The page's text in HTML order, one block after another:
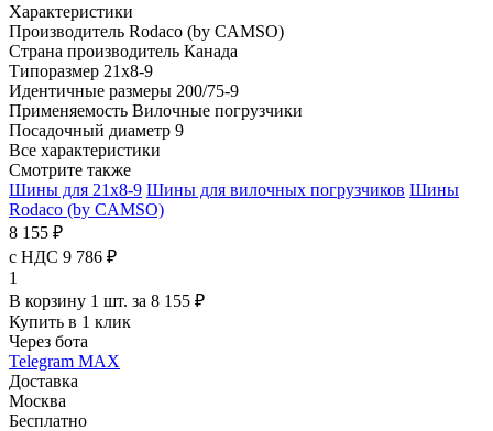
Характеристики
Производитель Rodaco (by CAMSO)
Страна производитель Канада
Типоразмер 21x8-9
Идентичные размеры 200/75-9
Применяемость Вилочные погрузчики
Посадочный диаметр 9
Все характеристики
Смотрите также
Шины для 21x8-9 Шины для вилочных погрузчиков Шины
Rodaco (by CAMSO)
8 155 ₽
с НДС 9 786 ₽
1
В корзину 1 шт. за 8 155 ₽
Купить в 1 клик
Через бота
Telegram MAX
Доставка
Москва
Бесплатно